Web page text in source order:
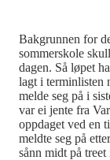
Bakgrunnen for
sommerskole
dagen. Så løpet
lagt i terminlisten
melde seg på i
var ei jente fra
oppdaget ved en
meldte seg på
sånn midt på